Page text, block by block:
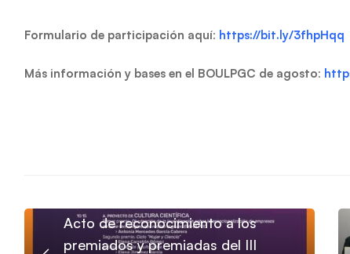
Formulario de participación aquí: https://bit.ly/3fhpHqq
Más información y bases en el BOULPGC de agosto:
Acto de reconocimiento a los
premiados y premiadas del III